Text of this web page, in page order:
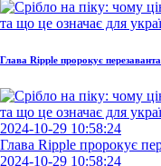
Глава Ripple пророкує
2024-10-29 10:58:24
Глава Ripple пророкує
2024-10-29 10:58:24